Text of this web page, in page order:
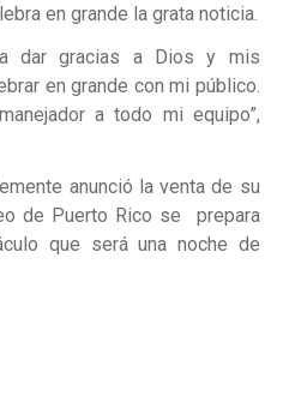
en grande la grata noticia.
dar gracias a Dios y mis
en grande con mi público.
a todo mi equipo”,
anunció la venta de su
de Puerto Rico se prepara
que será una noche de